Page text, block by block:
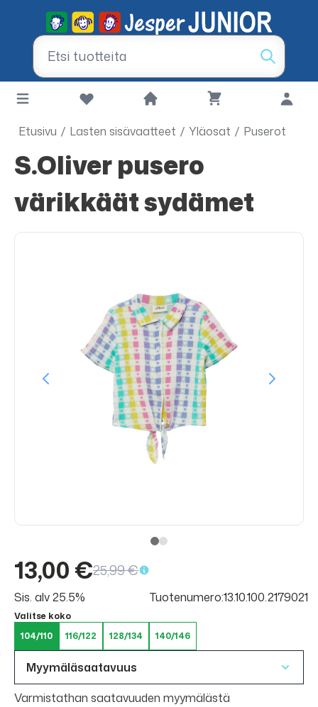
Etusivu / Lasten sisävaatteet / Yläosat / Puserot
s.Oliver pusero
värikkäät sydämet
13,00 €25,99 €
Sis. alv 25.5% Tuotenumero:13.10.100.2179021
Valitse koko
104/110
116/122 128/134 140/146
Myymäläsaatavuus
Varmistathan saatavuuden myymälästä